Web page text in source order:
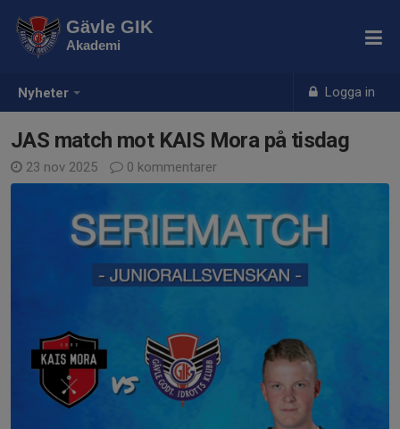
Nyheter Logga in
Gävle GIK
Akademi
JAS match mot KAIS Mora på tisdag
23 nov 2025 0 kommentarer